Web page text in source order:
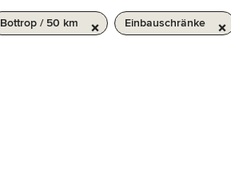
Bottrop / 50 km Einbauschränke